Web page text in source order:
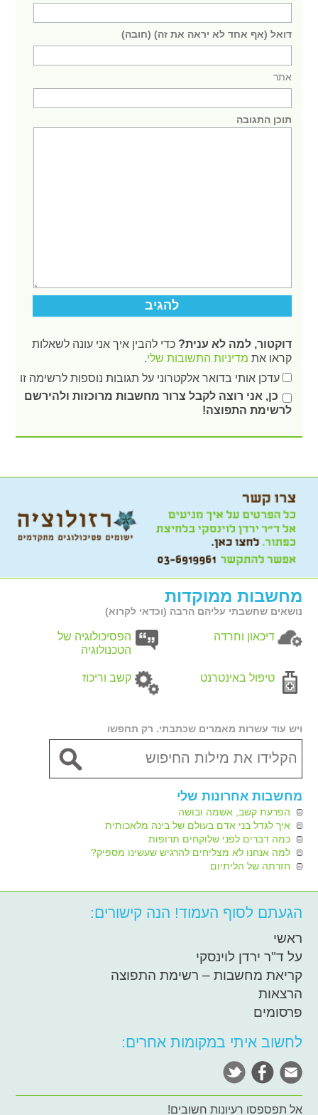
דואל (אף אחד לא יראה את זה) (חובה)
אתר
תוכן התגובה
דוקטור, למה לא ענית? כדי להבין איך אני עונה לשאלות
קראו את מדיניות התשובות שלי.
עדכן אותי בדואר אלקטרוני על תגובות נוספות לרשימה זו
כן, אני רוצה לקבל צרור מחשבות מרוכזות ולהירשם
לרשימת התפוצה!
מחשבות ממוקדות
נושאים שחשבתי עליהם הרבה (וכדאי לקרוא)
דיכאון וחרדה
הפסיכולוגיה של
הטכנולוגיה
טיפול באינטרנט קשב וריכוז
ויש עוד עשרות מאמרים שכתבתי. רק תחפשו
מחשבות אחרונות שלי
הפרעת קשב, אשמה ובושה
איך לגדל בני אדם בעולם של בינה מלאכותית
כמה דברים לפני שלוקחים תרופות
למה אנחנו לא מצליחים להרגיש שעשינו מספיק?
חזרתה של הליתיום
הגעתם לסוף העמוד! הנה קישורים:
ראשי
על ד"ר ירדן לוינסקי
קריאת מחשבות – רשימת התפוצה
הרצאות
פרסומים
לחשוב איתי במקומות אחרים:
אל תפספסו רעיונות חשובים!